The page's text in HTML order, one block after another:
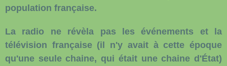
population française.
La radio ne révèla pas les événements et la
télévision française (il n'y avait à cette époque
qu'une seule chaine, qui était une chaine d'État)